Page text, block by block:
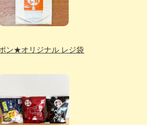
ン★オリジナル レジ袋